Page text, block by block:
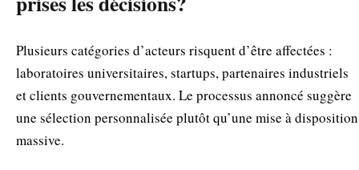
Plusieurs catégories d’acteurs risquent d’être affectées :
laboratoires universitaires, startups, partenaires industriels
et clients gouvernementaux. Le processus annoncé suggère
une sélection personnalisée plutôt qu’une mise à disposition
massive.